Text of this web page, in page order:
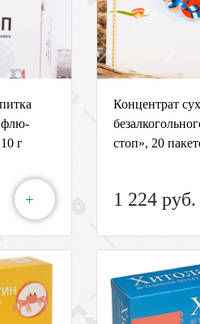
г
+
Концентрат
стоп», 20
1 224 руб.